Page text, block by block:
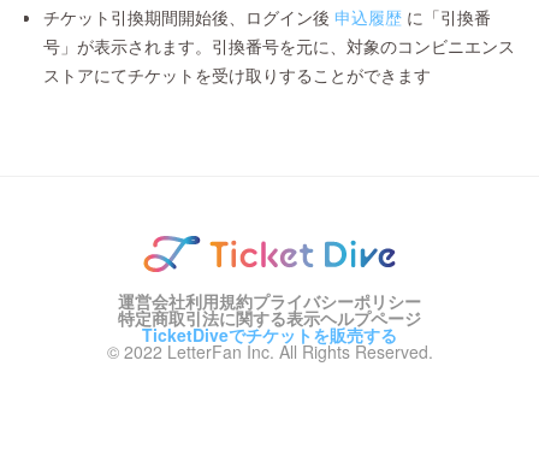
チケット引換期間開始後、ログイン後 申込履歴 に「引換番
号」が表示されます。引換番号を元に、対象のコンビニエンス
ストアにてチケットを受け取りすることができます
運営会社利用規約プライバシーポリシー
特定商取引法に関する表示ヘルプページ
TicketDiveでチケットを販売する
© 2022 LetterFan Inc. All Rights Reserved.